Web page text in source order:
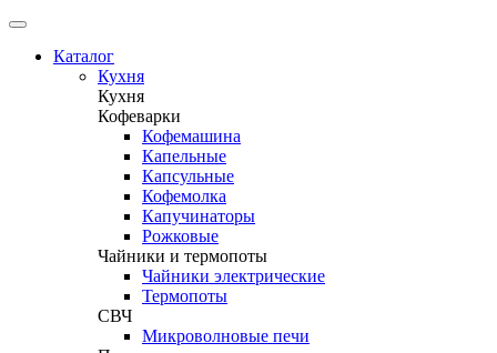
Каталог
Кухня
Кухня
Кофеварки
Кофемашина
Капельные
Капсульные
Кофемолка
Капучинаторы
Рожковые
Чайники и термопоты
Чайники электрические
Термопоты
СВЧ
Микроволновые печи